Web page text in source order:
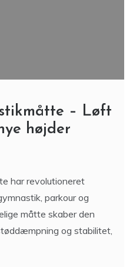
– Løft
højder
har revolutioneret
parkour og
måtte skaber den
og stabilitet,